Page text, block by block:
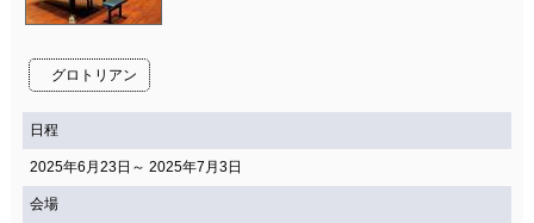
グロトリアン
日程
2025年6月23日～ 2025年7月3日
会場